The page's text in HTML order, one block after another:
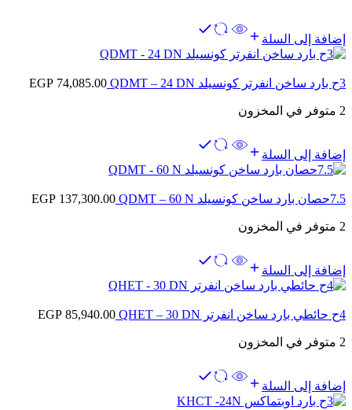
إضافة إلى السلة
3ح بارد ساخن انفرتر كونسيلد QDMT – 24 DN EGP 74,085.00
2 متوفر في المخزون
إضافة إلى السلة
7.5حصان بارد ساخن كونسيلد QDMT – 60 N EGP 137,300.00
2 متوفر في المخزون
إضافة إلى السلة
4ح حائطي بارد ساخن انفرتر QHET – 30 DN EGP 85,940.00
2 متوفر في المخزون
إضافة إلى السلة